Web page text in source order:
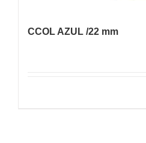
CCOL AZUL /22 mm